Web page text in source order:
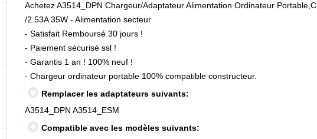
Achetez A3514_DPN Chargeur/Adaptateur Alimentation Ordinateur
/2.53A 35W - Alimentation secteur
- Satisfait Remboursé 30 jours !
- Paiement sécurisé ssl !
- Garantis 1 an ! 100% neuf !
- Chargeur ordinateur portable 100% compatible constructeur.
Remplacer les adaptateurs suivants:
A3514_DPN A3514_ESM
Compatible avec les modèles suivants: